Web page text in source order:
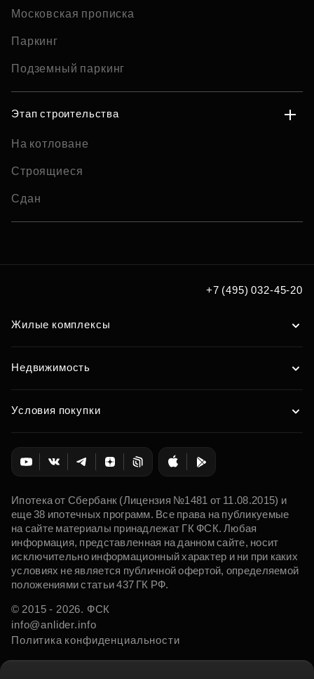
Московская прописка
Паркинг
Подземный паркинг
Этап строительства
На котловане
Строящиеся
Сдан
+7 (495) 032-45-20
Жилые комплексы
Недвижимость
Условия покупки
Ипотека от Сбербанк (Лицензия №1481 от 11.08.2015) и
еще 38 ипотечных программ. Все права на публикуемые
на сайте материалы принадлежат ГК ФСК. Любая
информация, представленная на данном сайте, носит
исключительно информационный характер и ни при каких
условиях не является публичной офертой, определяемой
положениями статьи 437 ГК РФ.
© 2015 - 2026. ФСК
info@anlider.info
Политика конфиденциальности